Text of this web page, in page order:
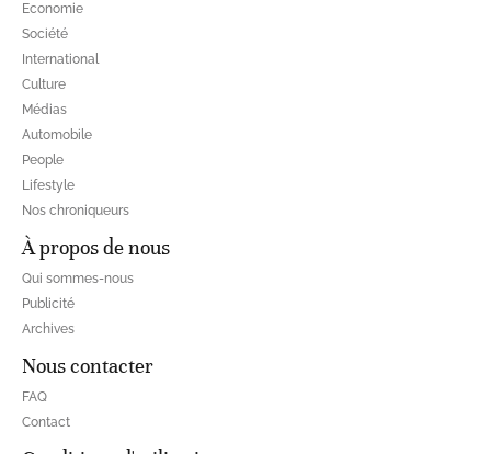
Economie
Société
International
Culture
Médias
Automobile
People
Lifestyle
Nos chroniqueurs
À propos de nous
Qui sommes-nous
Publicité
Archives
Nous contacter
FAQ
Contact